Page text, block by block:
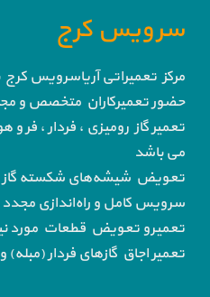
سرویس کرج
مرکز تعمیراتی آریاسرویس کرج
حضور تعمیرکاران متخصص و
تعمیر گاز رومیزی ، فردار ، فر
می باشد
تعویض شیشه‌های شکسته گاز
سرویس کامل و راه‌اندازی مجدد
تعمیرو تعویض قطعات مورد
تعمیر اجاق گاز‌های فردار